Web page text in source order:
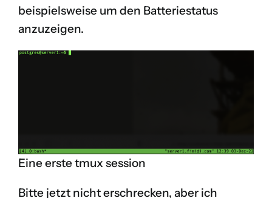
beispielsweise um den Batteriestatus
anzuzeigen.
Eine erste tmux session
Bitte jetzt nicht erschrecken, aber ich